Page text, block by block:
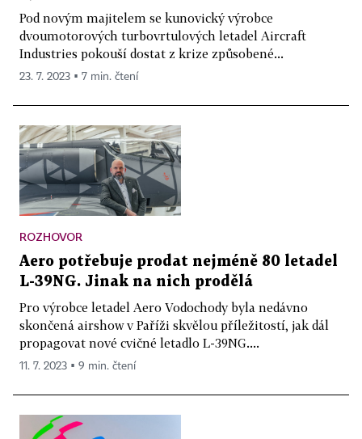
Pod novým majitelem se kunovický výrobce
dvoumotorových turbovrtulových letadel Aircraft
Industries pokouší dostat z krize způsobené...
23. 7. 2023 ▪ 7 min. čtení
ROZHOVOR
Aero potřebuje prodat nejméně 80 letadel
L-39NG. Jinak na nich prodělá
Pro výrobce letadel Aero Vodochody byla nedávno
skončená airshow v Paříži skvělou příležitostí, jak dál
propagovat nové cvičné letadlo L-39NG....
11. 7. 2023 ▪ 9 min. čtení